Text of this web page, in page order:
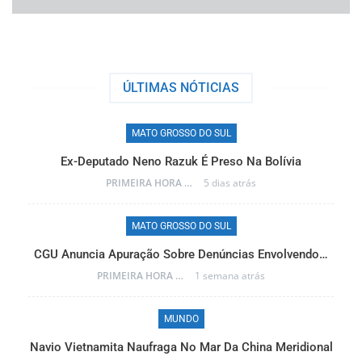
ÚLTIMAS NÓTICIAS
MATO GROSSO DO SUL
Ex-Deputado Neno Razuk É Preso Na Bolívia
PRIMEIRA HORA ONLINE 5 dias atrás
MATO GROSSO DO SUL
CGU Anuncia Apuração Sobre Denúncias Envolvendo…
PRIMEIRA HORA ONLINE 1 semana atrás
MUNDO
Navio Vietnamita Naufraga No Mar Da China Meridional